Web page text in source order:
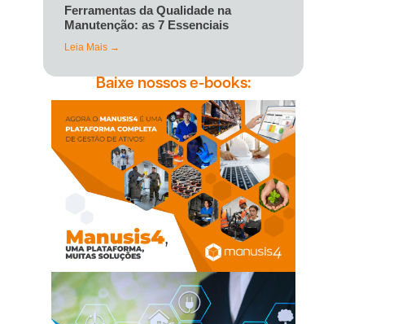
Ferramentas da Qualidade na
Manutenção: as 7 Essenciais
Leia Mais →
Baixe nossos e-books: